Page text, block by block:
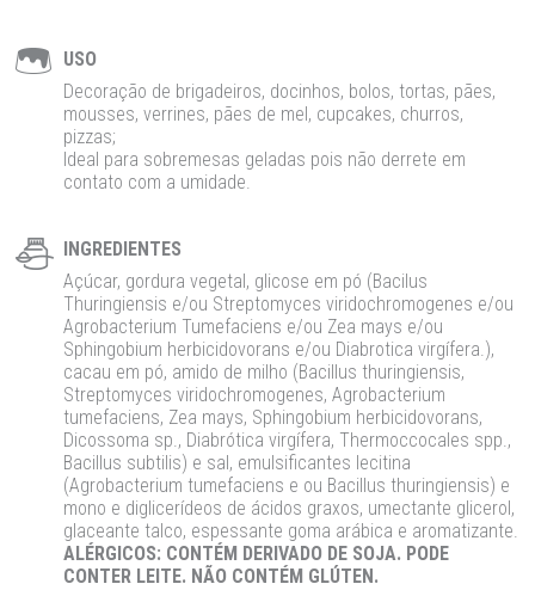
USO
Decoração de brigadeiros, docinhos, bolos, tortas, pães,
mousses, verrines, pães de mel, cupcakes, churros,
pizzas;
Ideal para sobremesas geladas pois não derrete em
contato com a umidade.
INGREDIENTES
Açúcar, gordura vegetal, glicose em pó (Bacilus
Thuringiensis e/ou Streptomyces viridochromogenes e/ou
Agrobacterium Tumefaciens e/ou Zea mays e/ou
Sphingobium herbicidovorans e/ou Diabrotica virgífera.),
cacau em pó, amido de milho (Bacillus thuringiensis,
Streptomyces viridochromogenes,Agrobacterium
tumefaciens, Zea mays, Sphingobium herbicidovorans,
Dicossoma sp., Diabrótica virgífera, Thermoccocales spp.,
Bacillus subtilis) e sal, emulsificantes lecitina
(Agrobacterium tumefaciens e ou Bacillus thuringiensis) e
mono e diglicerídeos de ácidos graxos, umectante glicerol,
glaceante talco, espessante goma arábica e aromatizante.
ALÉRGICOS: CONTÉM DERIVADO DE SOJA. PODE
CONTER LEITE. NÃO CONTÉM GLÚTEN.